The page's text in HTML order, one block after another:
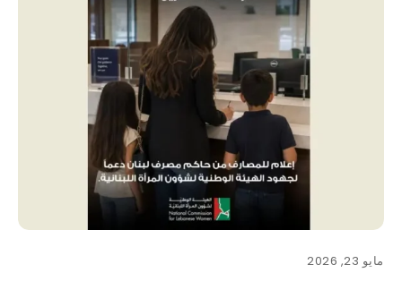
مايو 23, 2026